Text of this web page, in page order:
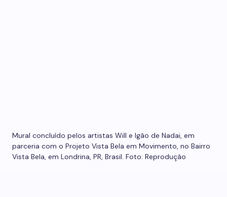
Mural concluído pelos artistas Will e Igão de Nadai, em
parceria com o Projeto Vista Bela em Movimento, no Bairro
Vista Bela, em Londrina, PR, Brasil. Foto: Reprodução